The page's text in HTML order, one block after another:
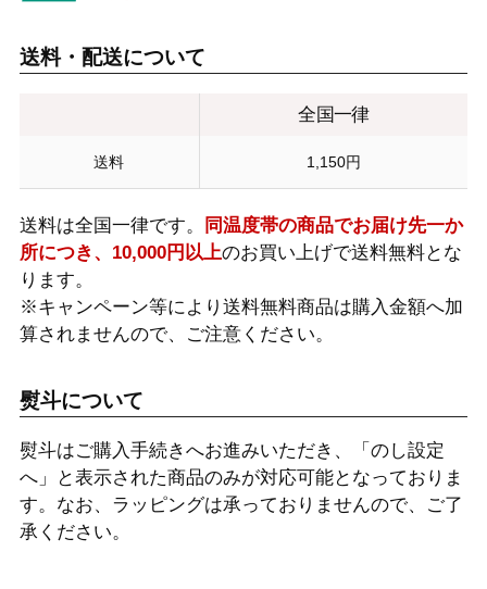
送料・配送について
全国一律
送料 1,150円
送料は全国一律です。
同温度帯の商品でお届け先一か
所につき、10,000円以上のお買い上げで送料無料とな
ります。
※キャンペーン等により送料無料商品は購入金額へ加
算されませんので、ご注意ください。
熨斗について
熨斗はご購入手続きへお進みいただき、「のし設定
へ」と表示された商品のみが対応可能となっておりま
す。なお、ラッピングは承っておりませんので、ご了
承ください。